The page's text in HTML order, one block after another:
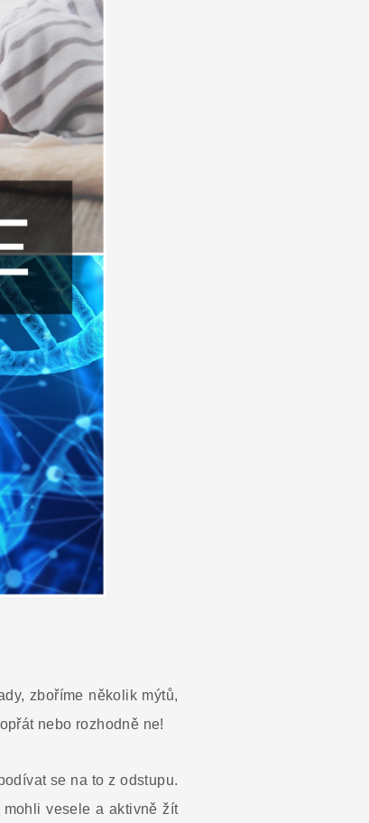
zboříme několik mýtů,
nebo rozhodně ne!
se na to z odstupu.
vesele a aktivně žít